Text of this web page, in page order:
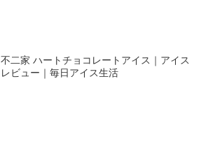
不二家 ハートチョコレートアイス｜アイス
レビュー｜毎日アイス生活